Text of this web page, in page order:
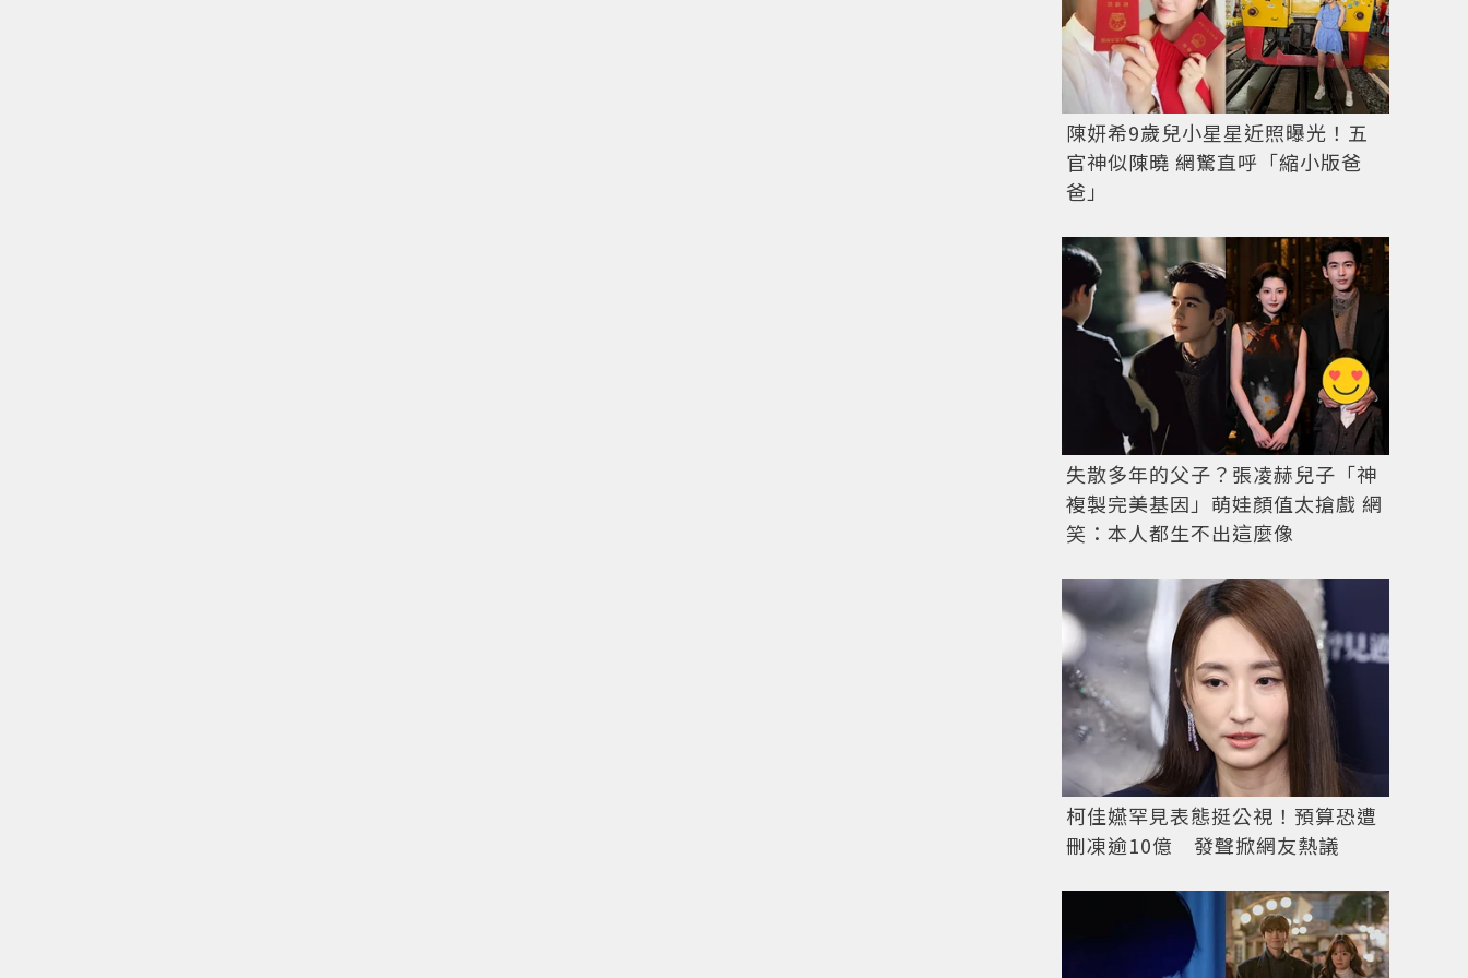
陳妍希9歲兒小星星近照曝光！五
官神似陳曉 網驚直呼「縮小版爸
爸」
失散多年的父子？張凌赫兒子「神
複製完美基因」萌娃顏值太搶戲 網
笑：本人都生不出這麼像
柯佳嬿罕見表態挺公視！預算恐遭
刪凍逾10億 發聲掀網友熱議